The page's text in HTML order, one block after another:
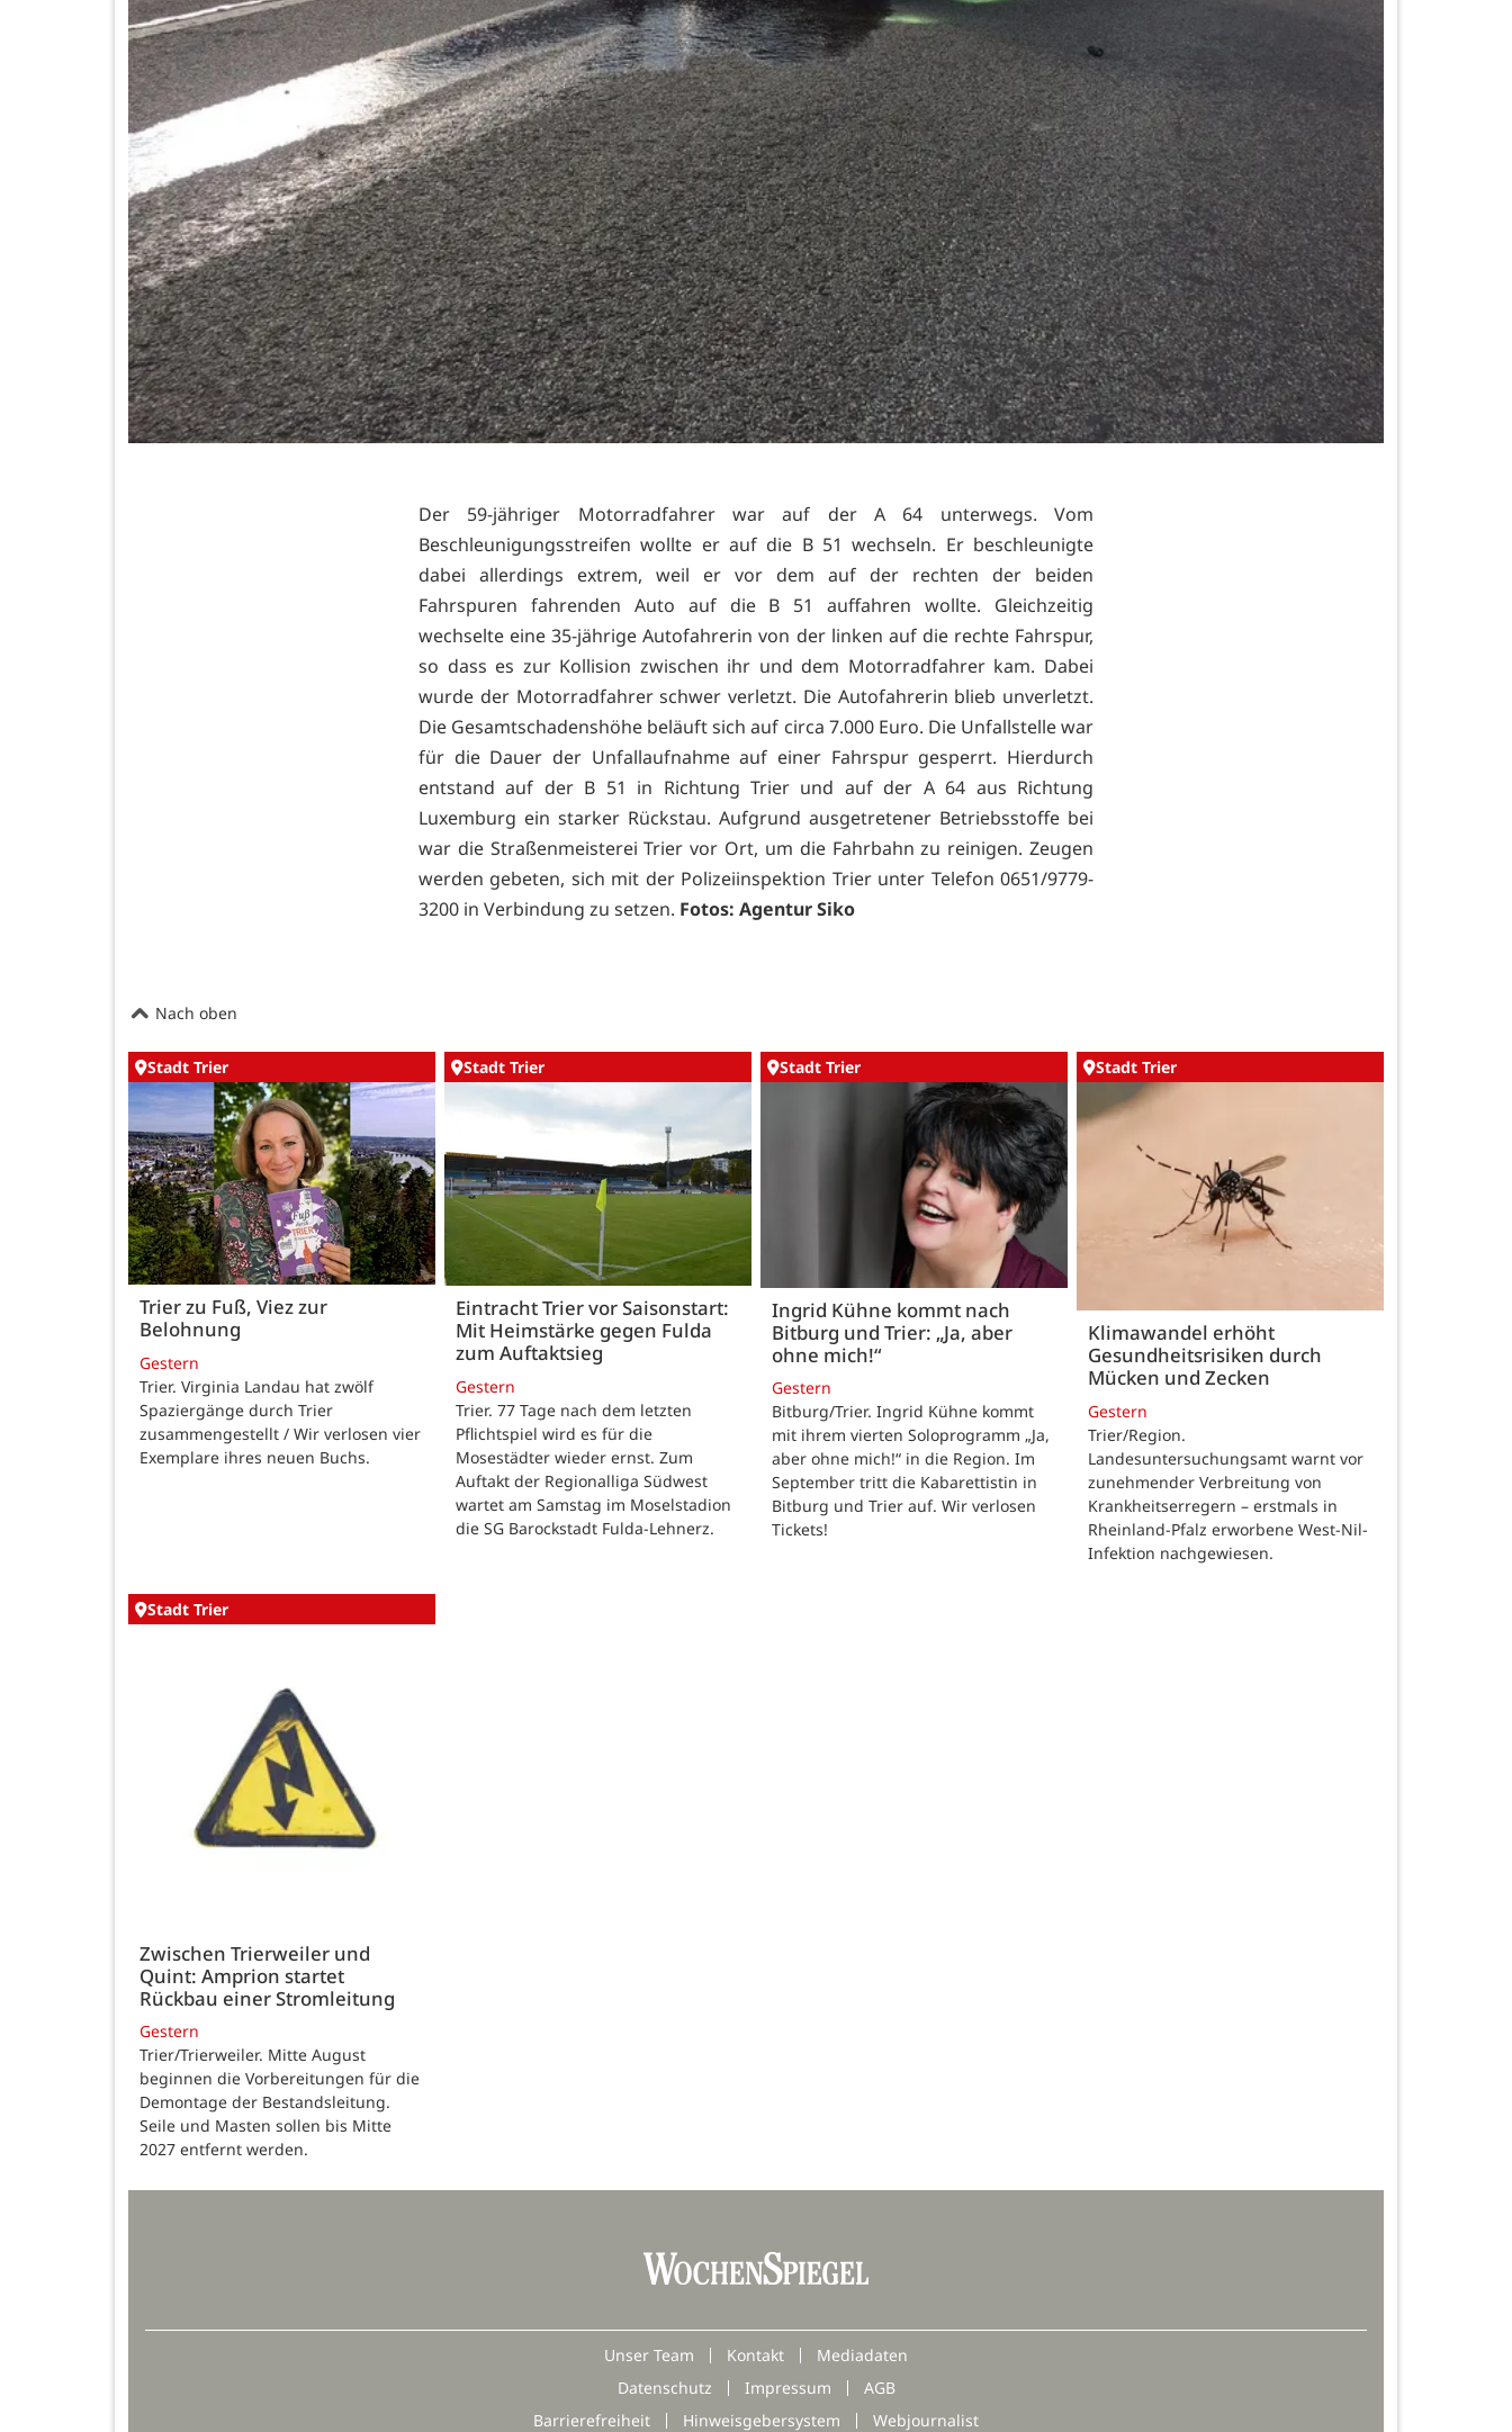
Der 59-jähriger Motorradfahrer war auf der A 64 unterwegs. Vom
Beschleunigungsstreifen wollte er auf die B 51 wechseln. Er beschleunigte
dabei allerdings extrem, weil er vor dem auf der rechten der beiden
Fahrspuren fahrenden Auto auf die B 51 auffahren wollte. Gleichzeitig
wechselte eine 35-jährige Autofahrerin von der linken auf die rechte Fahrspur,
so dass es zur Kollision zwischen ihr und dem Motorradfahrer kam. Dabei
wurde der Motorradfahrer schwer verletzt. Die Autofahrerin blieb unverletzt.
Die Gesamtschadenshöhe beläuft sich auf circa 7.000 Euro. Die Unfallstelle war
für die Dauer der Unfallaufnahme auf einer Fahrspur gesperrt. Hierdurch
entstand auf der B 51 in Richtung Trier und auf der A 64 aus Richtung
Luxemburg ein starker Rückstau. Aufgrund ausgetretener Betriebsstoffe bei
war die Straßenmeisterei Trier vor Ort, um die Fahrbahn zu reinigen. Zeugen
werden gebeten, sich mit der Polizeiinspektion Trier unter Telefon 0651/9779-
3200 in Verbindung zu setzen. Fotos: Agentur Siko
Nach oben
Stadt Trier
Trier zu Fuß, Viez zur
Belohnung
Gestern
Trier. Virginia Landau hat zwölf
Spaziergänge durch Trier
zusammengestellt / Wir verlosen vier
Exemplare ihres neuen Buchs.
Stadt Trier
Eintracht Trier vor Saisonstart:
Mit Heimstärke gegen Fulda
zum Auftaktsieg
Gestern
Trier. 77 Tage nach dem letzten
Pflichtspiel wird es für die
Mosestädter wieder ernst. Zum
Auftakt der Regionalliga Südwest
wartet am Samstag im Moselstadion
die SG Barockstadt Fulda-Lehnerz.
Stadt Trier
Ingrid Kühne kommt nach
Bitburg und Trier: „Ja, aber
ohne mich!“
Gestern
Bitburg/Trier. Ingrid Kühne kommt
mit ihrem vierten Soloprogramm „Ja,
aber ohne mich!“ in die Region. Im
September tritt die Kabarettistin in
Bitburg und Trier auf. Wir verlosen
Tickets!
Stadt Trier
Klimawandel erhöht
Gesundheitsrisiken durch
Mücken und Zecken
Gestern
Trier/Region.
Landesuntersuchungsamt warnt vor
zunehmender Verbreitung von
Krankheitserregern – erstmals in
Rheinland-Pfalz erworbene West-Nil-
Infektion nachgewiesen.
Stadt Trier
Zwischen Trierweiler und
Quint: Amprion startet
Rückbau einer Stromleitung
Gestern
Trier/Trierweiler. Mitte August
beginnen die Vorbereitungen für die
Demontage der Bestandsleitung.
Seile und Masten sollen bis Mitte
2027 entfernt werden.
Unser Team Kontakt
Mediadaten
Datenschutz
Impressum
AGB
Barrierefreiheit
Hinweisgebersystem Webjournalist